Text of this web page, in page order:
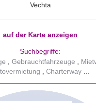
Vechta
auf der Karte anzeigen
Suchbegriffe:
Gebrauchtfahrzeuge
Charterway